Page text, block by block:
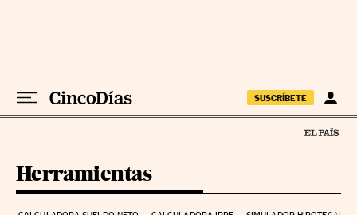
SUSCRÍBETE
Herramientas